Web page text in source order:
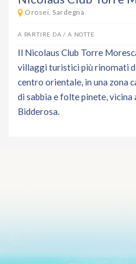
Orosei, Sardegna
A PARTIRE DA / A NOTTE
Il Nicolaus Club Torre
villaggi turistici più rinomati
centro orientale, in una zona
di sabbia e folte pinete, vicina
Bidderosa.